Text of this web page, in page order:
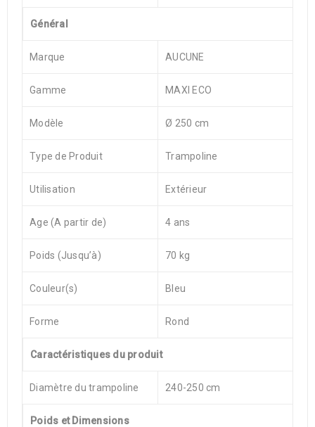
Général
Marque AUCUNE
Gamme MAXI ECO
Modèle Ø 250 cm
Type de Produit Trampoline
Utilisation Extérieur
Age (A partir de) 4 ans
Poids (Jusqu’à) 70 kg
Couleur(s) Bleu
Forme Rond
Caractéristiques du produit
Diamètre du trampoline 240-250 cm
Poids et Dimensions